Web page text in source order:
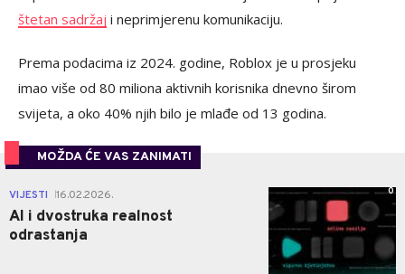
štetan sadržaj i neprimjerenu komunikaciju.
Prema podacima iz 2024. godine, Roblox je u prosjeku
imao više od 80 miliona aktivnih korisnika dnevno širom
svijeta, a oko 40% njih bilo je mlađe od 13 godina.
MOŽDA ĆE VAS ZANIMATI
VIJESTI 16.02.2026.
AI i dvostruka realnost
odrastanja
0